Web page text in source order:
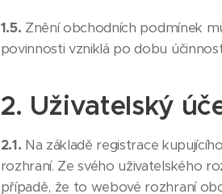
1.5. Znění obchodních podmínek
povinnosti vzniklá po dobu
2. Uživatelský
2.1. Na základě registrace
rozhraní. Ze svého uživatelského
případě, že to webové rozhraní